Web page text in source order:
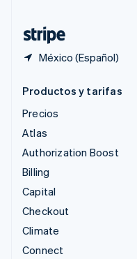
México (Español)
Productos y tarifas
Precios
Atlas
Authorization Boost
Billing
Capital
Checkout
Climate
Connect